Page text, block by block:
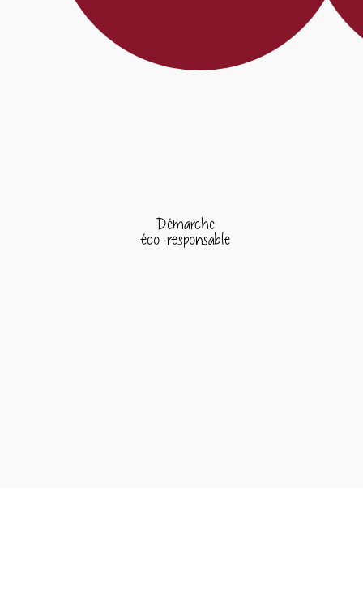
Démarche
éco-responsable